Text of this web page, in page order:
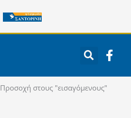
F
a
Προσοχή στους "εισαγόμενους"